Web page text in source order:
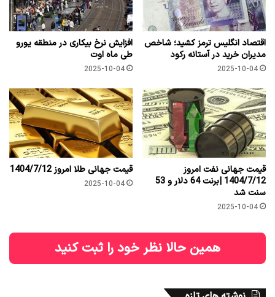
اقتصاد انگلیس ترمز کشید؛ شاخص
مدیران خرید در آستانه رکود
2025-10-04
افزایش نرخ بیکاری در منطقه یورو
طی ماه اوت
2025-10-04
قیمت جهانی نفت امروز
1404/7/12 |برنت 64 دلار و 53
سنت شد
2025-10-04
قیمت جهانی طلا امروز 1404/7/12
2025-10-04
همین حالا نظر خود را ثبت کنید